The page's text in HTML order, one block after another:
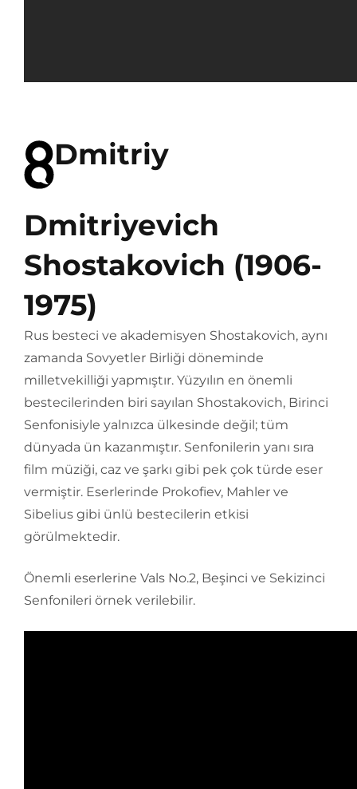
Dmitriy
Dmitriyevich
Shostakovich (1906-
1975)
Rus besteci ve akademisyen Shostakovich, aynı
zamanda Sovyetler Birliği döneminde
milletvekilliği yapmıştır. Yüzyılın en önemli
bestecilerinden biri sayılan Shostakovich, Birinci
Senfonisiyle yalnızca ülkesinde değil; tüm
dünyada ün kazanmıştır. Senfonilerin yanı sıra
film müziği, caz ve şarkı gibi pek çok türde eser
vermiştir. Eserlerinde Prokofiev, Mahler ve
Sibelius gibi ünlü bestecilerin etkisi
görülmektedir.
Önemli eserlerine Vals No.2, Beşinci ve Sekizinci
Senfonileri örnek verilebilir.